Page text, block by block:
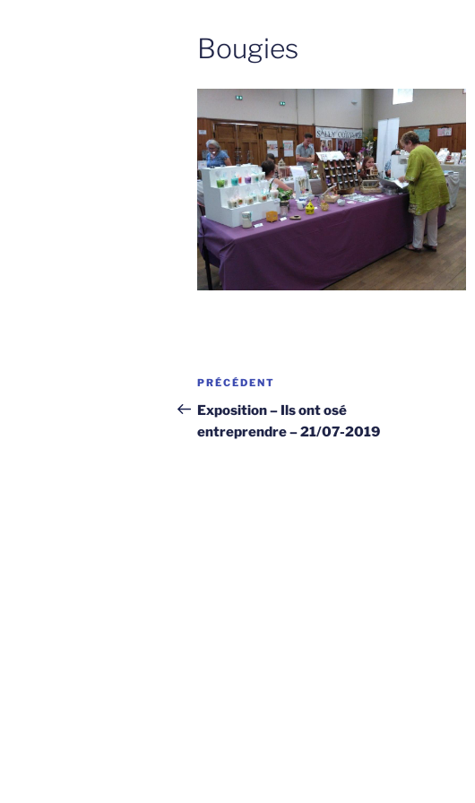
Bougies
Navigation
de
l’article
Article
précédent
PRÉCÉDENT
Exposition – Ils ont osé
entreprendre – 21/07-2019